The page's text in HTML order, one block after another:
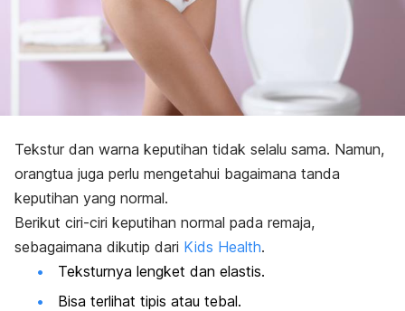
Tekstur dan warna keputihan tidak selalu sama. Namun,
orangtua juga perlu mengetahui bagaimana tanda
keputihan yang normal.
Berikut ciri-ciri keputihan normal pada remaja,
sebagaimana dikutip dari Kids Health.
Teksturnya lengket dan elastis.
Bisa terlihat tipis atau tebal.